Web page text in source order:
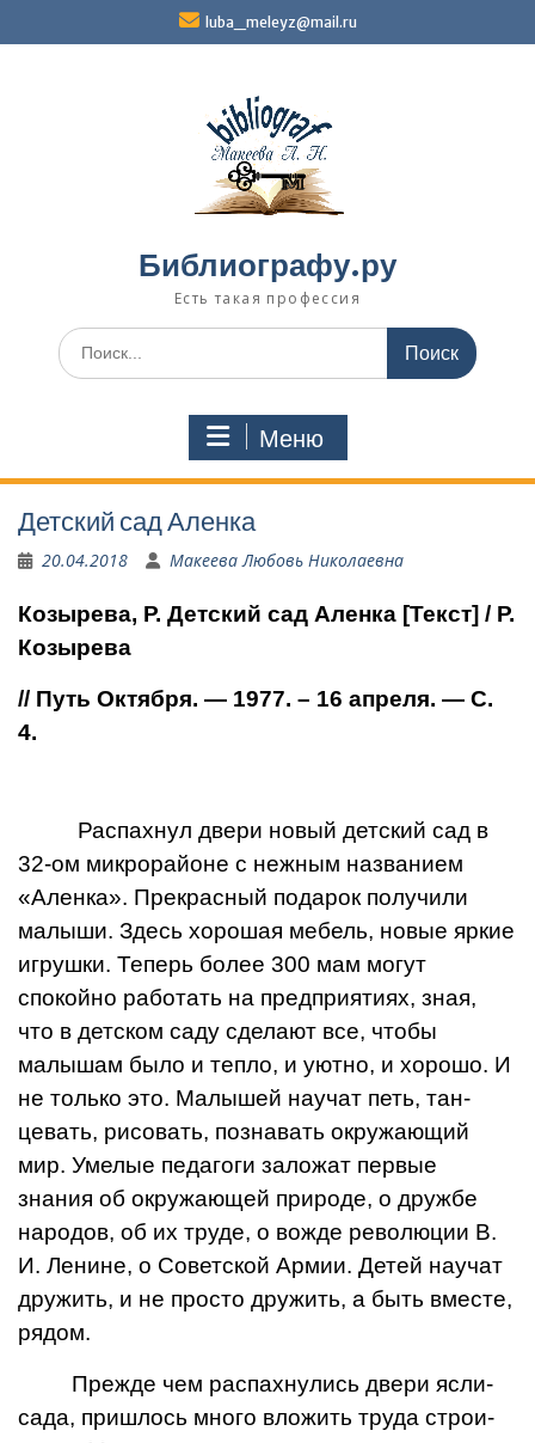
luba_meleyz@mail.ru
Библиографу.ру
Есть такая профессия
Поиск
по:
Меню
Детский сад Аленка
20.04.2018 Макеева Любовь Николаевна
Козырева, Р. Детский сад Аленка [Текст] / Р.
Козырева
// Путь Октября. — 1977. – 16 апреля. — С.
4.
Распахнул двери новый детский сад в
32-ом микро­районе с нежным названием
«Аленка». Прекрасный пода­рок получили
малыши. Здесь хорошая мебель, новые яр­кие
игрушки. Теперь более 300 мам могут
спокойно ра­ботать на предприятиях, зная,
что в детском саду сде­лают все, чтобы
малышам было и тепло, и уютно, и хорошо. И
не только это. Малышей научат петь, тан­
цевать, рисовать, познавать окружающий
мир. Умелые педагоги заложат первые
знания об окружающей при­роде, о дружбе
народов, об их труде, о вожде револю­ции В.
И. Ленине, о Совет­ской Армии. Детей научат
дружить, и не просто дру­жить, а быть вместе,
рядом.
Прежде чем распахнулись двери ясли-
сада, пришлось много вложить труда строи­